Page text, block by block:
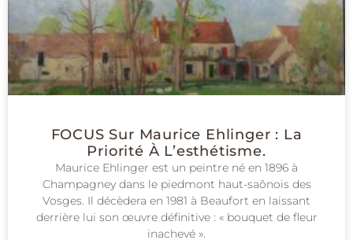
FOCUS Sur Maurice Ehlinger : La
Priorité À L’esthétisme.
Maurice Ehlinger est un peintre né en 1896 à
Champagney dans le piedmont haut-saônois des
Vosges. Il décèdera en 1981 à Beaufort en laissant
derrière lui son œuvre définitive : « bouquet de fleur
inachevé ».